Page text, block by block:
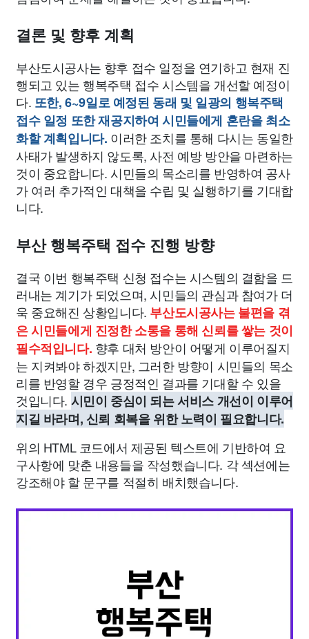
결론 및 향후 계획
부산도시공사는 향후 접수 일정을 연기하고 현재 진
행되고 있는 행복주택 접수 시스템을 개선할 예정이
다. 또한, 6~9일로 예정된 동래 및 일광의 행복주택
접수 일정 또한 재공지하여 시민들에게 혼란을 최소
화할 계획입니다. 이러한 조치를 통해 다시는 동일한
사태가 발생하지 않도록, 사전 예방 방안을 마련하는
것이 중요합니다. 시민들의 목소리를 반영하여 공사
가 여러 추가적인 대책을 수립 및 실행하기를 기대합
니다.
부산 행복주택 접수 진행 방향
결국 이번 행복주택 신청 접수는 시스템의 결함을 드
러내는 계기가 되었으며, 시민들의 관심과 참여가 더
욱 중요해진 상황입니다. 부산도시공사는 불편을 겪
은 시민들에게 진정한 소통을 통해 신뢰를 쌓는 것이
필수적입니다. 향후 대처 방안이 어떻게 이루어질지
는 지켜봐야 하겠지만, 그러한 방향이 시민들의 목소
리를 반영할 경우 긍정적인 결과를 기대할 수 있을
것입니다. 시민이 중심이 되는 서비스 개선이 이루어
지길 바라며, 신뢰 회복을 위한 노력이 필요합니다.
위의 HTML 코드에서 제공된 텍스트에 기반하여 요
구사항에 맞춘 내용들을 작성했습니다. 각 섹션에는
강조해야 할 문구를 적절히 배치했습니다.